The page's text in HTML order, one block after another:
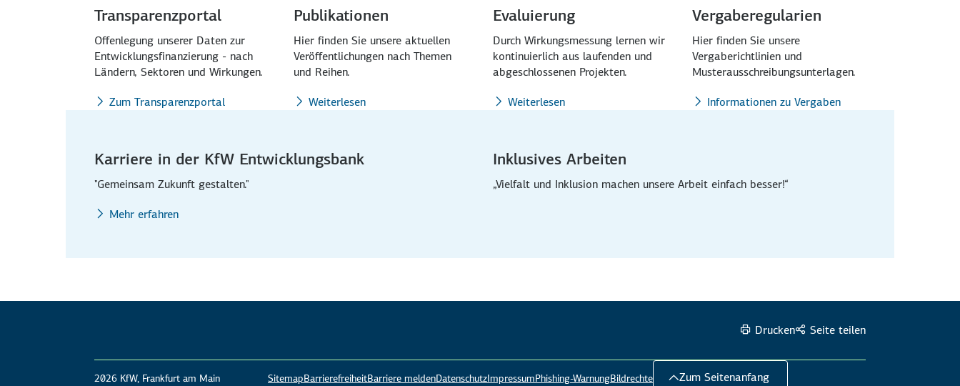
Transparenzportal
Offenlegung unserer Daten zur
Entwicklungsfinanzierung - nach
Ländern, Sektoren und Wirkungen.
Zum Transparenzportal
Publikationen
Hier finden Sie unsere aktuellen
Veröffentlichungen nach Themen
und Reihen.
Weiterlesen
Evaluierung
Durch Wirkungsmessung lernen wir
kontinuierlich aus laufenden und
abgeschlossenen Projekten.
Weiterlesen
Vergaberegularien
Hier finden Sie unsere
Vergaberichtlinien und
Musterausschreibungsunterlagen.
Informationen zu Vergaben
Karriere in der KfW Entwicklungsbank
"Gemeinsam Zukunft gestalten."
Mehr erfahren
Inklusives Arbeiten
„Vielfalt und Inklusion machen unsere Arbeit einfach besser!“
Drucken Seite teilen
2026 KfW, Frankfurt am Main SitemapBarrierefreiheitBarriere meldenDatenschutzImpressumPhishing-WarnungBildrechte Zum Seitenanfang